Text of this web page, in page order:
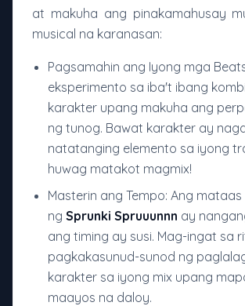
at makuha ang pinakamahusay
musical na karanasan:
Pagsamahin ang Iyong mga
eksperimento sa iba't ibang
karakter upang makuha ang
ng tunog. Bawat karakter ay
natatanging elemento sa iyong
huwag matakot magmix!
Masterin ang Tempo: Ang
ng Sprunki Spruuunnn ay
ang timing ay susi. Mag-ingat sa
pagkakasunud-sunod ng
karakter sa iyong mix upang
maayos na daloy.